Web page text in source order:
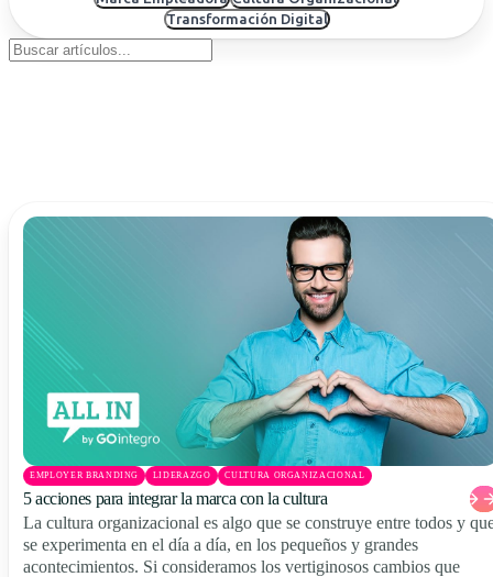
USA
Transformación Digital
EMPLOYER BRANDING LIDERAZGO CULTURA ORGANIZACIONAL
5 acciones para integrar la marca con la cultura
La cultura organizacional es algo que se construye entre todos y
se experimenta en el día a día, en los pequeños y grandes
acontecimientos. Si consideramos los vertiginosos cambios que